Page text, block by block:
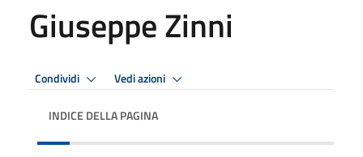
Giuseppe Zinni
Condividi Vedi azioni
INDICE DELLA PAGINA